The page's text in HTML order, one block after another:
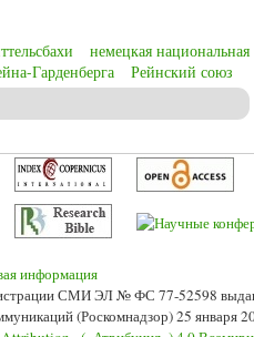
немецкая национальная
Гарденберга Рейнский союз
информация
СМИ ЭЛ № ФС 77-52598
(Роскомнадзор) 25 января